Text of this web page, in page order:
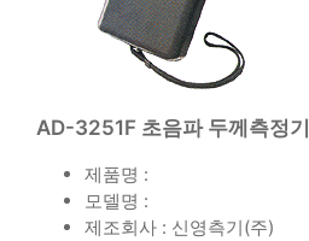
AD-3251F 초음파 두께측정기
제품명 :
모델명 :
제조회사 : 신영측기(주)